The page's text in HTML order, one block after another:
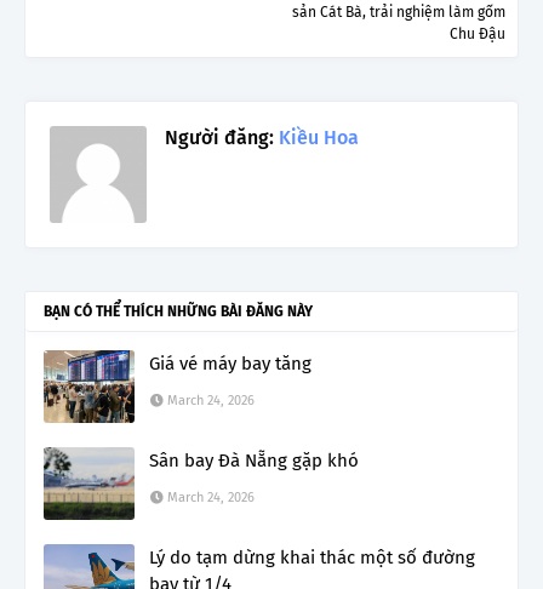
sản Cát Bà, trải nghiệm làm gốm
Chu Đậu
Người đăng: Kiều Hoa
BẠN CÓ THỂ THÍCH NHỮNG BÀI ĐĂNG NÀY
Giá vé máy bay tăng
March 24, 2026
Sân bay Đà Nẵng gặp khó
March 24, 2026
Lý do tạm dừng khai thác một số đường
bay từ 1/4